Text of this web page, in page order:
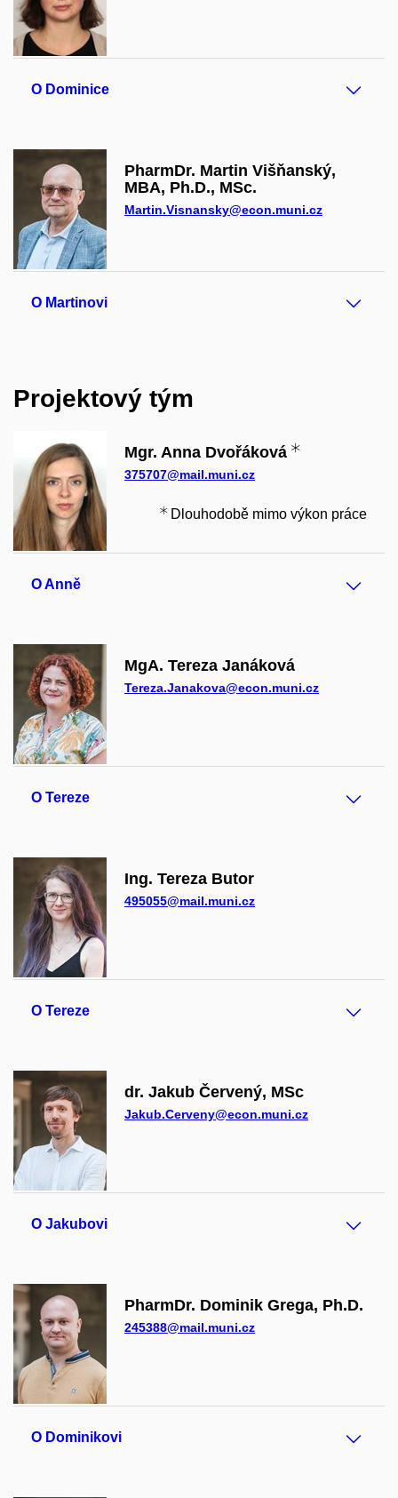
O Dominice
PharmDr. Martin Višňanský,
MBA, Ph.D., MSc.
Martin.Visnansky@econ.muni.cz
O Martinovi
Projektový tým
Mgr. Anna Dvořáková
375707@mail.muni.cz
Dlouhodobě mimo výkon práce
O Anně
MgA. Tereza Janáková
Tereza.Janakova@econ.muni.cz
O Tereze
Ing. Tereza Butor
495055@mail.muni.cz
O Tereze
dr. Jakub Červený, MSc
Jakub.Cerveny@econ.muni.cz
O Jakubovi
PharmDr. Dominik Grega, Ph.D.
245388@mail.muni.cz
O Dominikovi